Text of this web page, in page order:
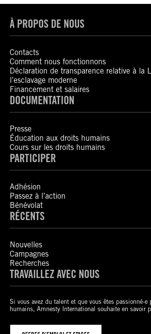
À PROPOS DE NOUS
Contacts
Comment nous fonctionnons
Déclaration de transparence relative à la
l’esclavage moderne
Financement et salaires
DOCUMENTATION
Presse
Éducation aux droits humains
Cours sur les droits humains
PARTICIPER
Adhésion
Passez à l’action
Bénévolat
RÉCENTS
Nouvelles
Campagnes
Recherches
TRAVAILLEZ AVEC NOUS
Si vous avez du talent et que vous êtes passionné-e
humains, Amnesty International souhaite en savoir